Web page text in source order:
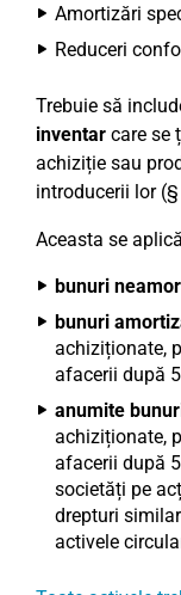
Amortizări
Reduceri
Trebuie să
inventar care se
achiziție sau
introducerii lor
Aceasta se
bunuri
bunuri
achiziționate,
afacerii după
anumite
achiziționate,
afacerii după
societăți pe
drepturi
activele